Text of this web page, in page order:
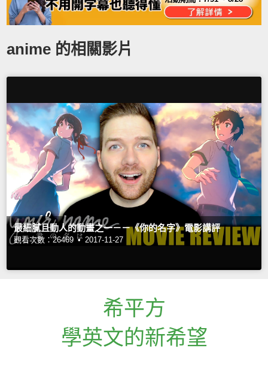
anime 的相關影片
最細膩且動人的動畫之一－－《你的名字》電影講評
觀看次數：26469 • 2017-11-27
希平方
學英文的新希望